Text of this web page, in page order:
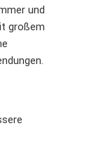
und
großem